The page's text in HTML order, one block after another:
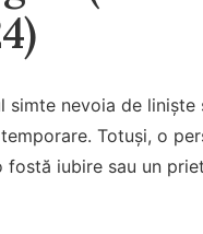
simte nevoia de
Totuși, o
fostă iubire sau un